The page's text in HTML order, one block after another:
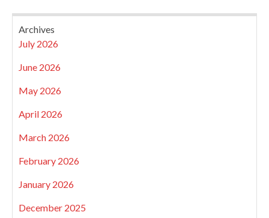
Archives
July 2026
June 2026
May 2026
April 2026
March 2026
February 2026
January 2026
December 2025